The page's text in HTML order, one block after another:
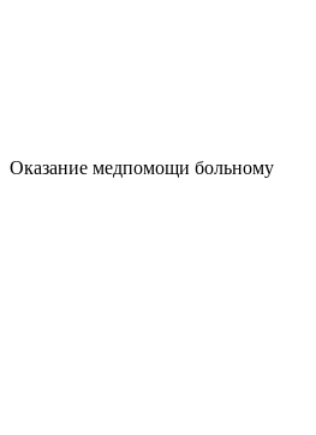
Оказание медпомощи больному